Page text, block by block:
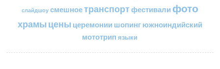
слайдшоу смешноетранспортфестивали фото
храмы цены церемонии шопингюжноиндийский
мототрип языки